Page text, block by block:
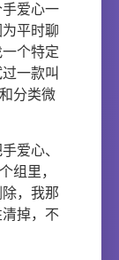
爱心一
平时聊
个特定
一款叫
分类微
爱心、
组里，
，我那
掉，不